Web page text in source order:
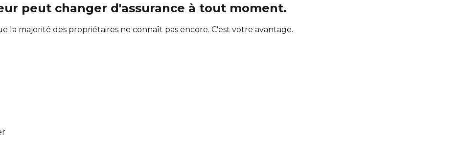
peut changer d'assurance à tout moment.
la majorité des propriétaires ne connaît pas encore. C'est votre avantage.